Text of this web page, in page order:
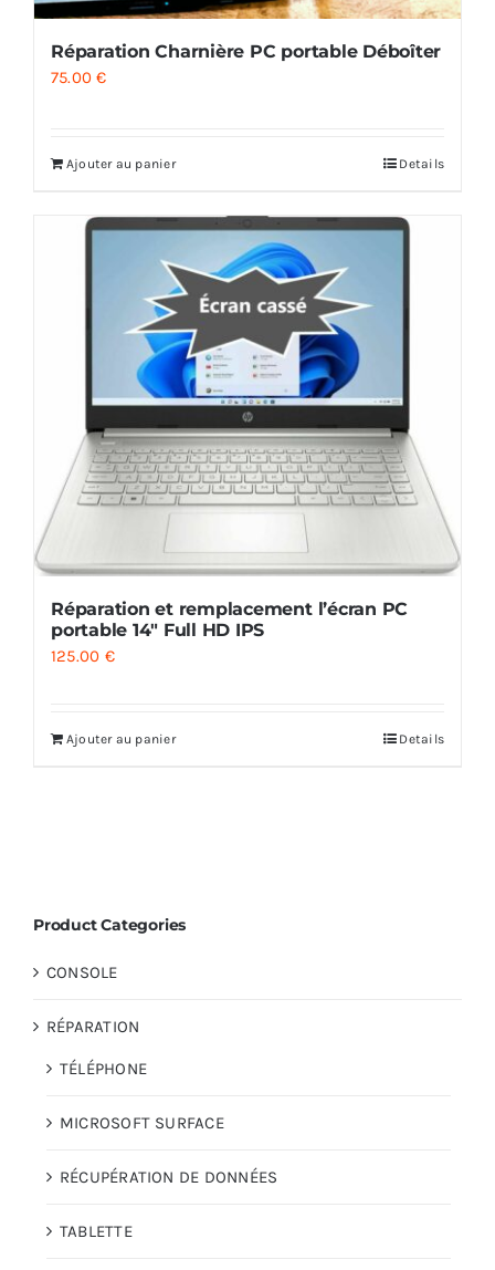
Réparation Charnière PC portable Déboîter
75.00€
Ajouter au panier Details
Réparation et remplacement l’écran PC
portable 14″ Full HD IPS
125.00 €
Ajouter au panier Details
Product Categories
CONSOLE
RÉPARATION
TÉLÉPHONE
MICROSOFT SURFACE
RÉCUPÉRATION DE DONNÉES
TABLETTE